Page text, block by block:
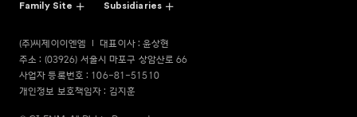
Family Site Subsidiaries
(주)씨제이이엔엠
대표이사 : 윤상현
주소 : (03926) 서울시 마포구 상암산로 66
사업자 등록번호 : 106-81-51510
개인정보 보호책임자 : 김지훈